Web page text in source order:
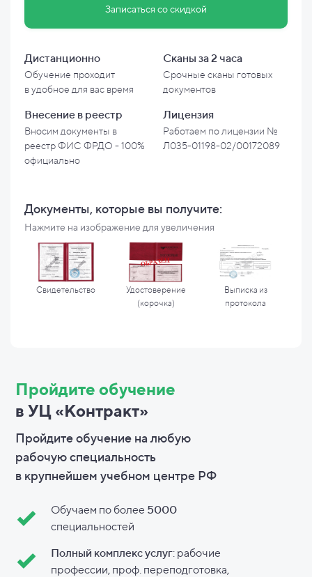
Записаться со скидкой
Дистанционно
Обучение проходит
вудобное для вас время
Сканы за 2 часа
Срочные сканы готовых
документов
Внесение в реестр
Вносим документы в
реестр ФИС ФРДО - 100%
официально
Лицензия
Работаем по лицензии №
Л035-01198-02/00172089
Документы, которые вы получите:
Нажмите на изображение для увеличения
Свидетельство
Удостоверение
(корочка)
Выписка из
протокола
Пройдите обучение
в УЦ «Контракт»
Пройдите обучение на любую
рабочую специальность
в крупнейшем учебном центре РФ
Обучаем по более 5000
специальностей
Полный комплекс услуг: рабочие
профессии, проф. переподготовка,